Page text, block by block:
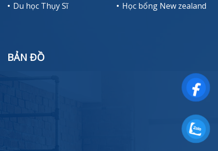
Du học Thụy Sĩ
Học bổng New zealand
BẢN ĐỒ